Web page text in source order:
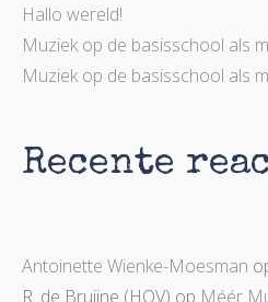
Hallo wereld!
Muziek op de basisschool als
Muziek op de basisschool als
Recente
Antoinette Wienke-Moesman
R. de Bruijne (HOV) op Méér